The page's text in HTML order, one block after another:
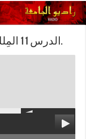
الدرس 11 المِلك، وحقيقته، وأسبابه، وأنواعه.